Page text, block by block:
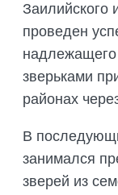
Заилийского
проведен
зверьками
районах
В
занимался
зверей из